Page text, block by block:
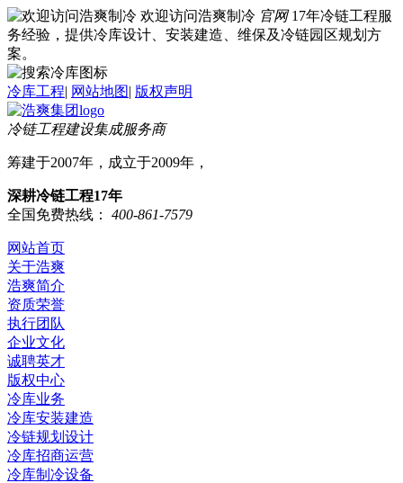
欢迎访问浩爽制冷 官网 17年冷链工程服
务经验，提供冷库设计、安装建造、维保及冷链园区规划方
案。
冷库工程| 网站地图| 版权声明
冷链工程建设集成服务商
筹建于2007年，成立于2009年，
深耕冷链工程17年
全国免费热线：
400-861-7579
网站首页
关于浩爽
浩爽简介
资质荣誉
执行团队
企业文化
诚聘英才
版权中心
冷库业务
冷库安装建造
冷链规划设计
冷库招商运营
冷库制冷设备